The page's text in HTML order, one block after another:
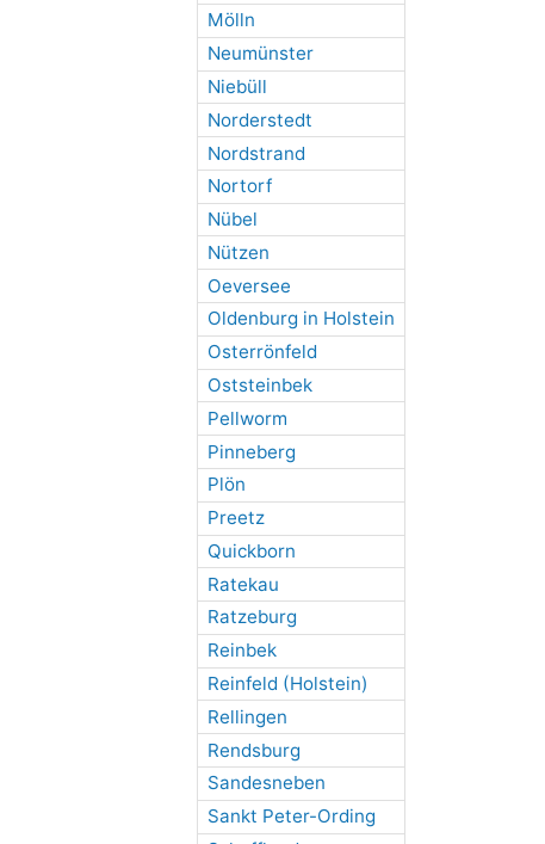
Mölln
Neumünster
Niebüll
Norderstedt
Nordstrand
Nortorf
Nübel
Nützen
Oeversee
Oldenburg in Holstein
Osterrönfeld
Oststeinbek
Pellworm
Pinneberg
Plön
Preetz
Quickborn
Ratekau
Ratzeburg
Reinbek
Reinfeld (Holstein)
Rellingen
Rendsburg
Sandesneben
Sankt Peter-Ording